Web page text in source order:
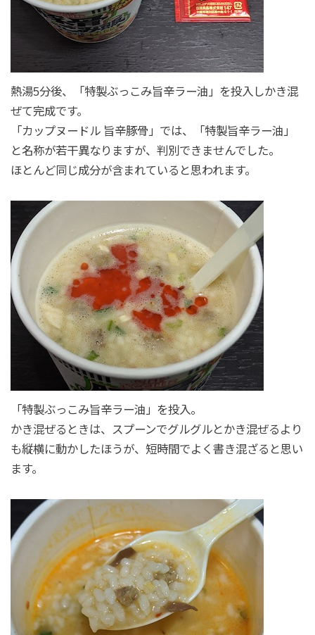
熱湯5分後、「特製ぶっこみ旨辛ラー油」を投入しかき混
ぜて完成です。
「カップヌードル 旨辛豚骨」では、「特製旨辛ラー油」
と名称が若干異なりますが、判別できませんでした。
ほとんど同じ成分が含まれていると思われます。
「特製ぶっこみ旨辛ラー油」を投入。
かき混ぜるときは、スプーンでグルグルとかき混ぜるより
も縦横に動かしたほうが、短時間でよく書き混ざると思い
ます。